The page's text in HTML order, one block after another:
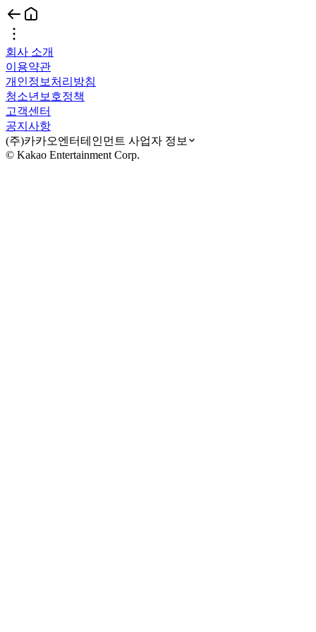
회사 소개
이용약관
개인정보처리방침
청소년보호정책
고객센터
공지사항
(주)카카오엔터테인먼트 사업자 정보
© Kakao Entertainment Corp.